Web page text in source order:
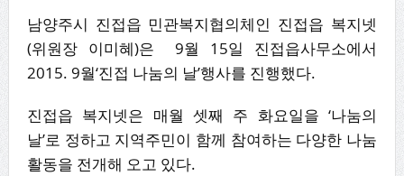
남양주시 진접읍 민관복지협의체인 진접읍 복지넷
(위원장 이미혜)은 9월 15일 진접읍사무소에서
2015. 9월‘진접 나눔의 날’행사를 진행했다.
진접읍 복지넷은 매월 셋째 주 화요일을 ‘나눔의
날’로 정하고 지역주민이 함께 참여하는 다양한 나눔
활동을 전개해 오고 있다.